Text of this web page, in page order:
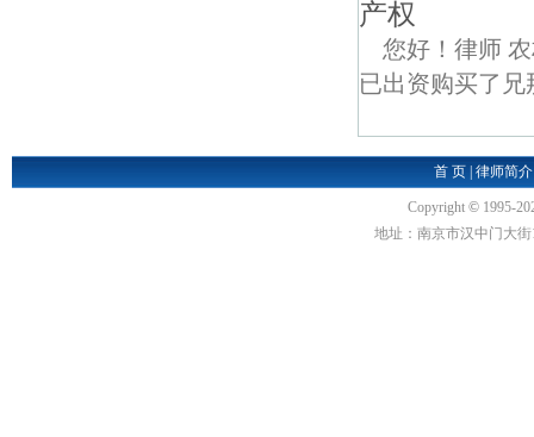
产权
您好！律师
已出资购买了
首 页 |律师简介
Copyright © 1995-
地址：南京市汉中门大街